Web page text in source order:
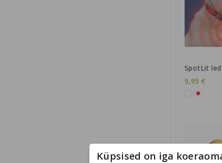
SpotLit
9,95 €
Küpsised on iga